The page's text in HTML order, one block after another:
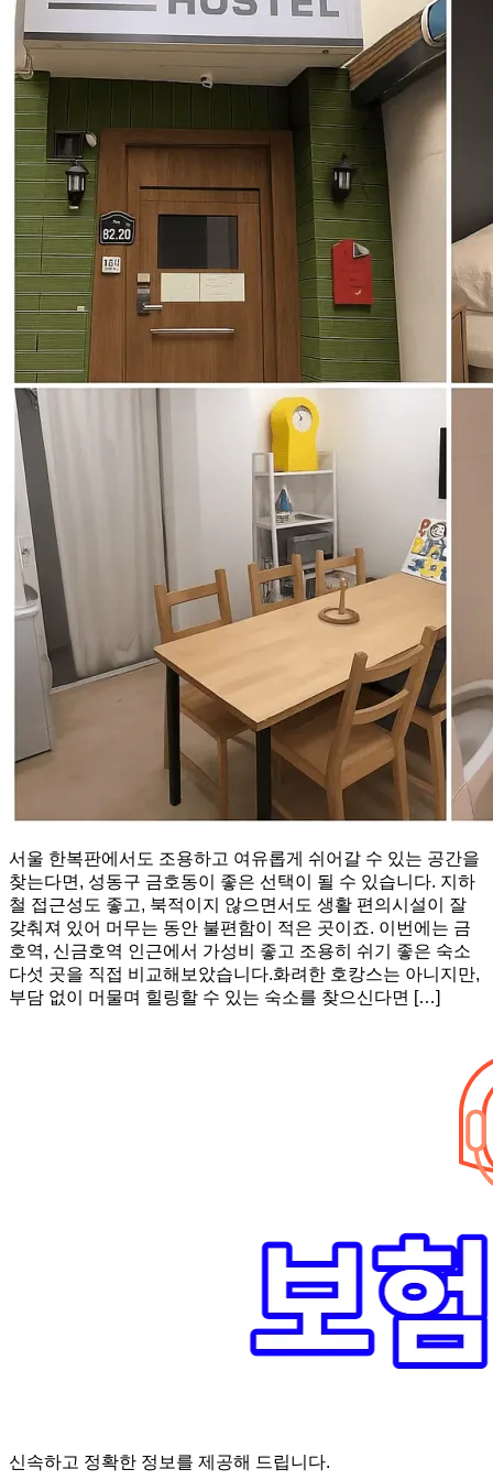
서울 한복판에서도 조용하고 여유롭게 쉬어갈 수 있는 공간을
찾는다면, 성동구 금호동이 좋은 선택이 될 수 있습니다. 지하
철 접근성도 좋고, 북적이지 않으면서도 생활 편의시설이 잘
갖춰져 있어 머무는 동안 불편함이 적은 곳이죠. 이번에는 금
호역, 신금호역 인근에서 가성비 좋고 조용히 쉬기 좋은 숙소
다섯 곳을 직접 비교해보았습니다.화려한 호캉스는 아니지만,
부담 없이 머물며 힐링할 수 있는 숙소를 찾으신다면 […]
신속하고 정확한 정보를 제공해 드립니다.